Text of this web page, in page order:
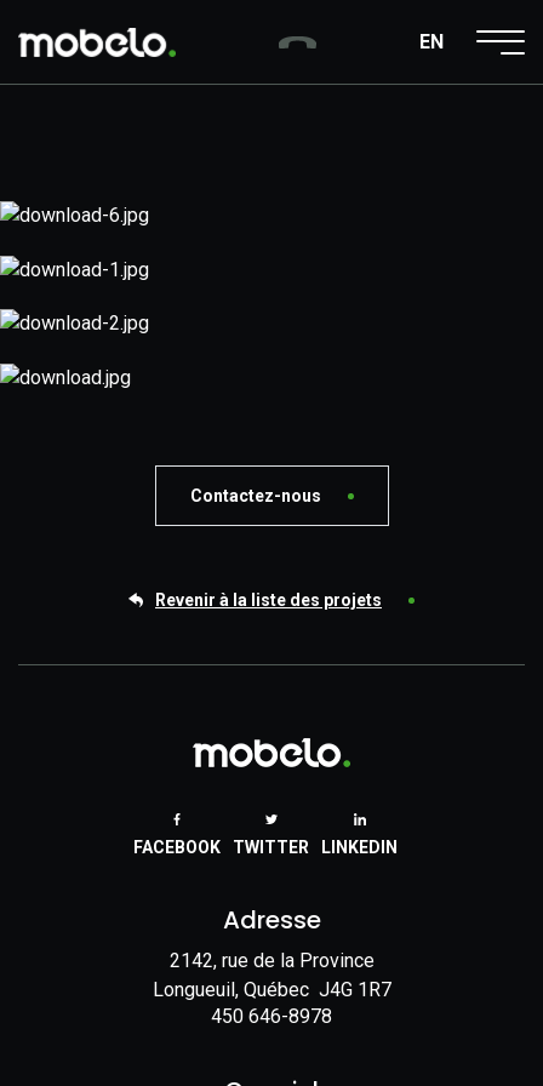
EN
Contactez-nous
Revenir à la liste des projets
FACEBOOK TWITTER LINKEDIN
Adresse
2142, rue de la Province
Longueuil, Québec J4G 1R7
450 646-8978